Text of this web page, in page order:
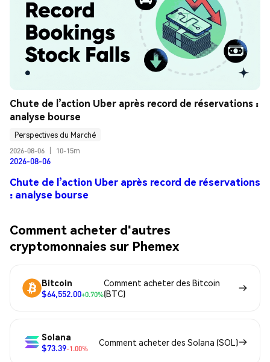
Chute de l’action Uber après record de réservations :
analyse bourse
Perspectives du Marché
2026-08-06
10-15m
2026-08-06
Chute de l’action Uber après record de réservations
: analyse bourse
Comment acheter d'autres
cryptomonnaies sur Phemex
Bitcoin
$64,552.00+0.70%
Comment acheter des Bitcoin
(BTC)
Solana
$73.39-1.00%
Comment acheter des Solana (SOL)